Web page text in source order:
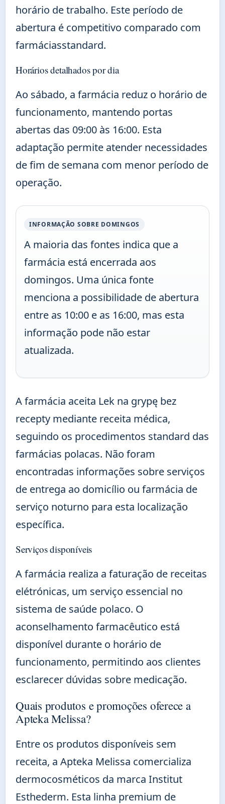
horário de trabalho. Este período de
abertura é competitivo comparado com
farmáciasstandard.
Horários detalhados por dia
Ao sábado, a farmácia reduz o horário de
funcionamento, mantendo portas
abertas das 09:00 às 16:00. Esta
adaptação permite atender necessidades
de fim de semana com menor período de
operação.
INFORMAÇÃO SOBRE DOMINGOS
A maioria das fontes indica que a
farmácia está encerrada aos
domingos. Uma única fonte
menciona a possibilidade de abertura
entre as 10:00 e as 16:00, mas esta
informação pode não estar
atualizada.
A farmácia aceita Lek na grypę bez
recepty mediante receita médica,
seguindo os procedimentos standard das
farmácias polacas. Não foram
encontradas informações sobre serviços
de entrega ao domicílio ou farmácia de
serviço noturno para esta localização
específica.
Serviços disponíveis
A farmácia realiza a faturação de receitas
elétrónicas, um serviço essencial no
sistema de saúde polaco. O
aconselhamento farmacêutico está
disponível durante o horário de
funcionamento, permitindo aos clientes
esclarecer dúvidas sobre medicação.
Quais produtos e promoções oferece a
Apteka Melissa?
Entre os produtos disponíveis sem
receita, a Apteka Melissa comercializa
dermocosméticos da marca Institut
Esthederm. Esta linha premium de